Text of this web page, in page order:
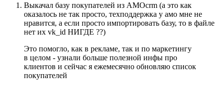
Выкачал базу покупателей из AMOcrm (а это как
оказалось не так просто, техподдержка у амо мне не
нравится, а если просто импортировать базу, то в файле
нет их vk_id НИГДЕ ??)
Это помогло, как в рекламе, так и по маркетингу
в целом - узнали больше полезной инфы про
клиентов и сейчас я ежемесячно обновляю список
покупателей